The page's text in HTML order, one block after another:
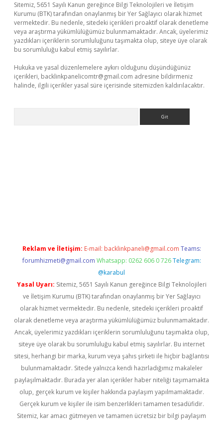
Sitemiz, 5651 Sayılı Kanun gereğince Bilgi Teknolojileri ve İletişim
Kurumu (BTK) tarafından onaylanmış bir Yer Sağlayıcı olarak hizmet
vermektedir. Bu nedenle, sitedeki içerikleri proaktif olarak denetleme
veya araştırma yükümlülüğümüz bulunmamaktadır. Ancak, üyelerimiz
yazdıkları içeriklerin sorumluluğunu taşımakta olup, siteye üye olarak
bu sorumluluğu kabul etmiş sayılırlar.
Hukuka ve yasal düzenlemelere aykırı olduğunu düşündüğünüz
içerikleri, backlinkpanelicomtr@gmail.com adresine bildirmeniz
halinde, ilgili içerikler yasal süre içerisinde sitemizden kaldırılacaktır.
Reklam ve İletişim: E-mail: backlinkpaneli@gmail.com Teams:
forumhizmeti@gmail.com Whatsapp: 0262 606 0 726 Telegram:
@karabul
Yasal Uyarı: Sitemiz, 5651 Sayılı Kanun gereğince Bilgi Teknolojileri
ve İletişim Kurumu (BTK) tarafından onaylanmış bir Yer Sağlayıcı
olarak hizmet vermektedir. Bu nedenle, sitedeki içerikleri proaktif
olarak denetleme veya araştırma yükümlülüğümüz bulunmamaktadır.
Ancak, üyelerimiz yazdıkları içeriklerin sorumluluğunu taşımakta olup,
siteye üye olarak bu sorumluluğu kabul etmiş sayılırlar. Bu internet
sitesi, herhangi bir marka, kurum veya şahıs şirketi ile hiçbir bağlantısı
bulunmamaktadır. Sitede yalnızca kendi hazırladığımız makaleler
paylaşılmaktadır. Burada yer alan içerikler haber niteliği taşımamakta
olup, gerçek kurum ve kişiler hakkında paylaşım yapılmamaktadır.
Gerçek kurum ve kişiler ile isim benzerlikleri tamamen tesadüfidir.
Sitemiz, kar amacı gütmeyen ve tamamen ücretsiz bir bilgi paylaşım